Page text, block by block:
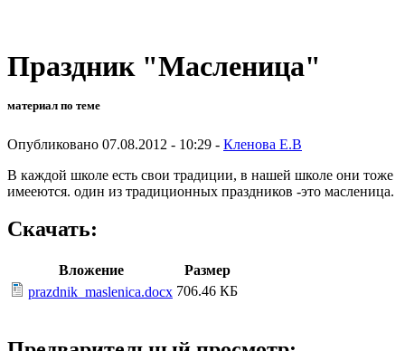
Праздник "Масленица"
материал по теме
Опубликовано 07.08.2012 - 10:29 - Кленова Е.В
В каждой школе есть свои традиции, в нашей школе они тоже
имееются. один из традиционных праздников -это масленица.
Скачать:
Вложение
Размер
prazdnik_maslenica.docx 706.46 КБ